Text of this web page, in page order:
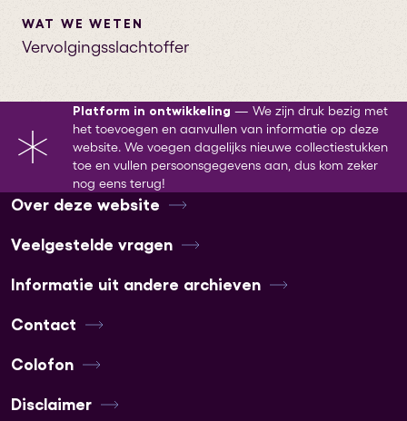
WAT WE WETEN
Vervolgingsslachtoffer
Platform in ontwikkeling — We zijn druk bezig met
het toevoegen en aanvullen van informatie op deze
website. We voegen dagelijks nieuwe collectiestukken
toe en vullen persoonsgegevens aan, dus kom zeker
nog eens terug!
Over deze website
Veelgestelde vragen
Informatie uit andere archieven
Contact
Colofon
Disclaimer